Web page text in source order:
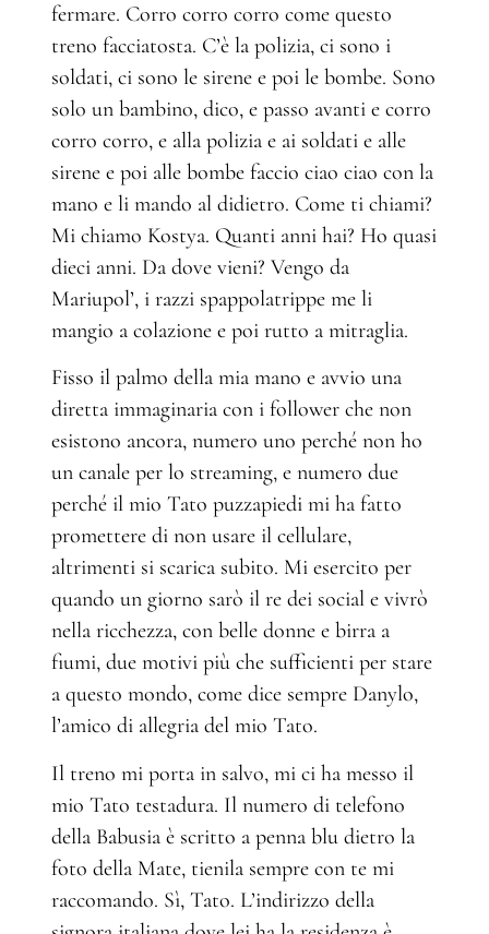
fermare. Corro corro corro come questo
treno facciatosta. C’è la polizia, ci sono i
soldati, ci sono le sirene e poi le bombe. Sono
solo un bambino, dico, e passo avanti e corro
corro corro, e alla polizia e ai soldati e alle
sirene e poi alle bombe faccio ciao ciao con la
mano e li mando al didietro. Come ti chiami?
Mi chiamo Kostya. Quanti anni hai? Ho quasi
dieci anni. Da dove vieni? Vengo da
Mariupol’, i razzi spappolatrippe me li
mangio a colazione e poi rutto a mitraglia.
Fisso il palmo della mia mano e avvio una
diretta immaginaria con i follower che non
esistono ancora, numero uno perché non ho
un canale per lo streaming, e numero due
perché il mio Tato puzzapiedi mi ha fatto
promettere di non usare il cellulare,
altrimenti si scarica subito. Mi esercito per
quando un giorno sarò il re dei social e vivrò
nella ricchezza, con belle donne e birra a
fiumi, due motivi più che sufficienti per stare
a questo mondo, come dice sempre Danylo,
l’amico di allegria del mio Tato.
Il treno mi porta in salvo, mi ci ha messo il
mio Tato testadura. Il numero di telefono
della Babusia è scritto a penna blu dietro la
foto della Mate, tienila sempre con te mi
raccomando. Sì, Tato. L’indirizzo della